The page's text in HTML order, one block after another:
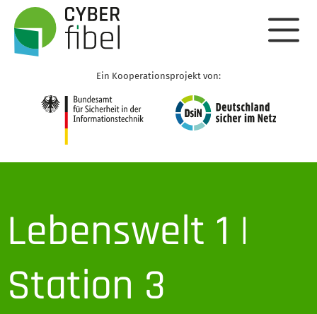
Ein Kooperationsprojekt von:
Lebenswelt 1 |
Station 3